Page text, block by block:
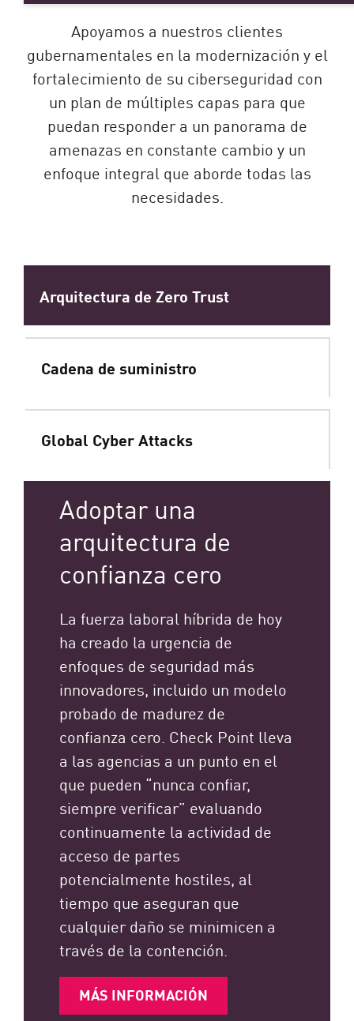
Apoyamos a nuestros clientes
gubernamentales en la modernización y el
fortalecimiento de su ciberseguridad con
un plan de múltiples capas para que
puedan responder a un panorama de
amenazas en constante cambio y un
enfoque integral que aborde todas las
necesidades.
Arquitectura de Zero Trust
Cadena de suministro
Global Cyber Attacks
Adoptar una
arquitectura de
confianza cero
La fuerza laboral híbrida de hoy
ha creado la urgencia de
enfoques de seguridad más
innovadores, incluido un modelo
probado de madurez de
confianza cero. Check Point lleva
a las agencias a un punto en el
que pueden “nunca confiar,
siempre verificar” evaluando
continuamente la actividad de
acceso de partes
potencialmente hostiles, al
tiempo que aseguran que
cualquier daño se minimicen a
través de la contención.
MÁS INFORMACIÓN